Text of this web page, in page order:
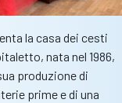
la casa dei cesti
nata nel 1986,
produzione di
prime e di una